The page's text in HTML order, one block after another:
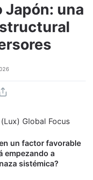
Japón: una
Global Focus
un factor favorable
empezando a
sistémica?